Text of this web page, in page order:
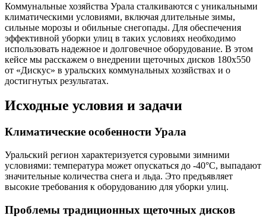
Коммунальные хозяйства Урала сталкиваются с уникальными
климатическими условиями, включая длительные зимы,
сильные морозы и обильные снегопады. Для обеспечения
эффективной уборки улиц в таких условиях необходимо
использовать надежное и долговечное оборудование. В этом
кейсе мы расскажем о внедрении щеточных дисков 180х550
от «Дискус» в уральских коммунальных хозяйствах и о
достигнутых результатах.
Исходные условия и задачи
Климатические особенности Урала
Уральский регион характеризуется суровыми зимними
условиями: температура может опускаться до -40°C, выпадают
значительные количества снега и льда. Это предъявляет
высокие требования к оборудованию для уборки улиц.
Проблемы традиционных щеточных дисков